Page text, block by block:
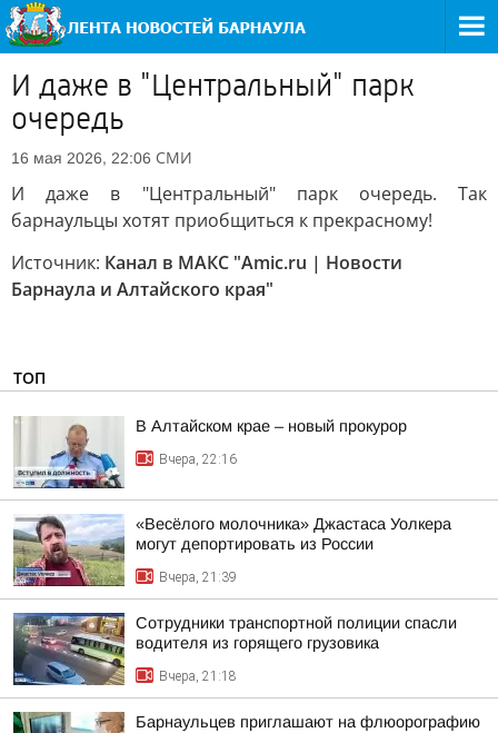
И даже в "Центральный" парк
очередь
16 мая 2026, 22:06 СМИ
И даже в "Центральный" парк очередь. Так
барнаульцы хотят приобщиться к прекрасному!
Источник: Канал в МАКС "Amic.ru | Новости
Барнаула и Алтайского края"
ТОП
В Алтайском крае – новый прокурор
Вчера, 22:16
«Весёлого молочника» Джастаса Уолкера
могут депортировать из России
Вчера, 21:39
Сотрудники транспортной полиции спасли
водителя из горящего грузовика
Вчера, 21:18
Барнаульцев приглашают на флюорографию